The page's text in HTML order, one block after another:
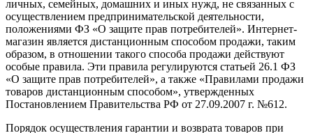
личных, семейных, домашних и иных нужд, не связанных с
осуществлением предпринимательской деятельности,
положениями ФЗ «О защите прав потребителей». Интернет-
магазин является дистанционным способом продажи, таким
образом, в отношении такого способа продажи действуют
особые правила. Эти правила регулируются статьей 26.1 ФЗ
«О защите прав потребителей», а также «Правилами продажи
товаров дистанционным способом», утвержденных
Постановлением Правительства РФ от 27.09.2007 г. №612.
Порядок осуществления гарантии и возврата товаров при